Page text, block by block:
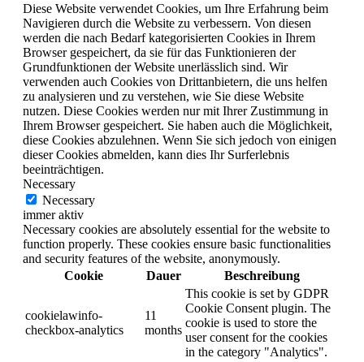
Diese Website verwendet Cookies, um Ihre Erfahrung beim
Navigieren durch die Website zu verbessern. Von diesen
werden die nach Bedarf kategorisierten Cookies in Ihrem
Browser gespeichert, da sie für das Funktionieren der
Grundfunktionen der Website unerlässlich sind. Wir
verwenden auch Cookies von Drittanbietern, die uns helfen
zu analysieren und zu verstehen, wie Sie diese Website
nutzen. Diese Cookies werden nur mit Ihrer Zustimmung in
Ihrem Browser gespeichert. Sie haben auch die Möglichkeit,
diese Cookies abzulehnen. Wenn Sie sich jedoch von einigen
dieser Cookies abmelden, kann dies Ihr Surferlebnis
beeinträchtigen.
Necessary
Necessary
immer aktiv
Necessary cookies are absolutely essential for the website to
function properly. These cookies ensure basic functionalities
and security features of the website, anonymously.
Cookie
Dauer Beschreibung
cookielawinfo-
checkbox-analytics
11
months
This cookie is set by GDPR
Cookie Consent plugin. The
cookie is used to store the
user consent for the cookies
in the category "Analytics".